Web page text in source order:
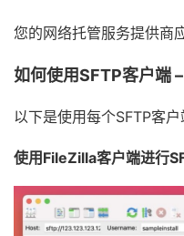
您的网络托管服务提供商
如何使用SFTP客户端
以下是使用每个SFTP客户
使用FileZilla客户端进行